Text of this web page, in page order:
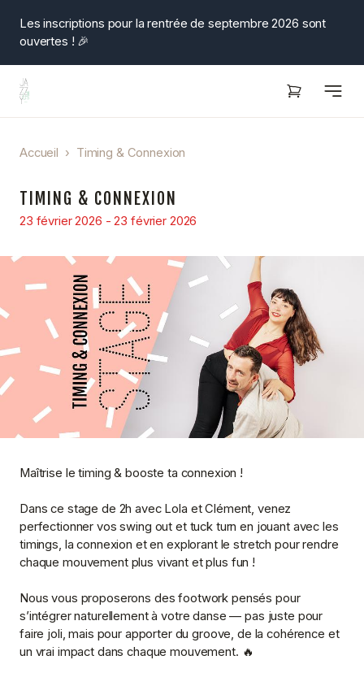
Les inscriptions pour la rentrée de septembre 2026 sont
ouvertes ! 🎉
Accueil › Timing & Connexion
TIMING & CONNEXION
23 février 2026 - 23 février 2026
Maîtrise le timing & booste ta connexion !
Dans ce stage de 2h avec Lola et Clément, venez
perfectionner vos swing out et tuck turn en jouant avec les
timings, la connexion et en explorant le stretch pour rendre
chaque mouvement plus vivant et plus fun !
Nous vous proposerons des footwork pensés pour
s’intégrer naturellement à votre danse — pas juste pour
faire joli, mais pour apporter du groove, de la cohérence et
un vrai impact dans chaque mouvement. 🔥